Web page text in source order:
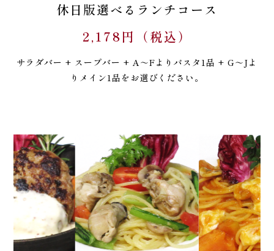
休日版選べるランチコース
2,178円（税込）
サラダバー + スープバー + A～Fよりパスタ1品 + G～Jよ
りメイン1品をお選びください。